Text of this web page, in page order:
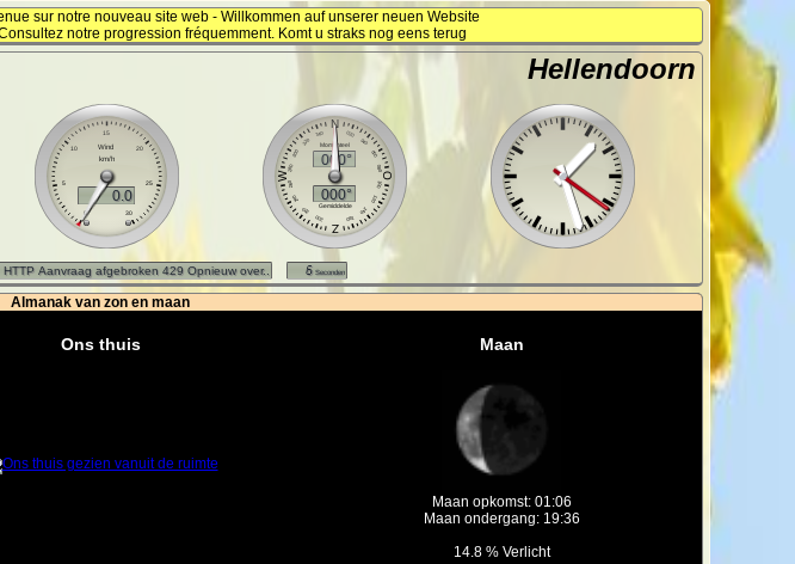
sur notre nouveau site web - Willkommen auf unserer neuen Website
notre progression fréquemment. Komt u straks nog eens terug
Hellendoorn
Almanak van zon en maan
Ons thuis Maan
Maan opkomst: 01:06
Maan ondergang: 19:36
14.8 % Verlicht